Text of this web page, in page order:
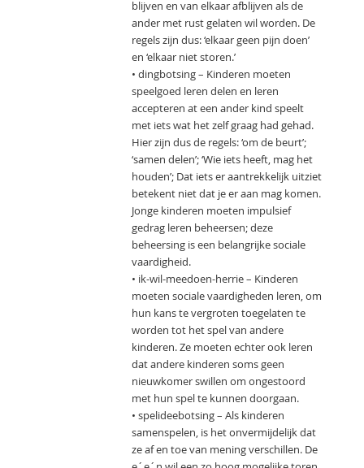
blijven en van elkaar afblijven als de
ander met rust gelaten wil worden. De
regels zijn dus: ‘elkaar geen pijn doen’
en ‘elkaar niet storen.’
• dingbotsing – Kinderen moeten
speelgoed leren delen en leren
accepteren at een ander kind speelt
met iets wat het zelf graag had gehad.
Hier zijn dus de regels: ‘om de beurt’;
‘samen delen’; ‘Wie iets heeft, mag het
houden’; Dat iets er aantrekkelijk uitziet
betekent niet dat je er aan mag komen.
Jonge kinderen moeten impulsief
gedrag leren beheersen; deze
beheersing is een belangrijke sociale
vaardigheid.
• ik-wil-meedoen-herrie – Kinderen
moeten sociale vaardigheden leren, om
hun kans te vergroten toegelaten te
worden tot het spel van andere
kinderen. Ze moeten echter ook leren
dat andere kinderen soms geen
nieuwkomer swillen om ongestoord
met hun spel te kunnen doorgaan.
• spelideebotsing – Als kinderen
samenspelen, is het onvermijdelijk dat
ze af en toe van mening verschillen. De